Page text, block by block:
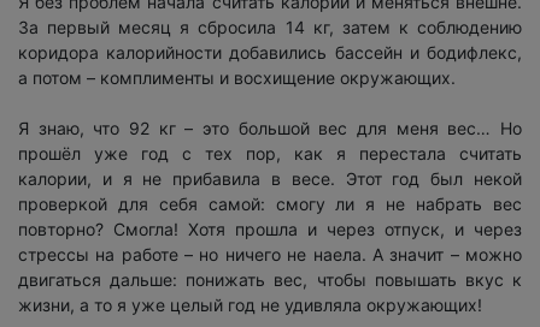
За первый месяц я сбросила 14 кг, затем к соблюдению
коридора калорийности добавились бассейн и бодифлекс,
а потом – комплименты и восхищение окружающих.
Я знаю, что 92 кг – это большой вес для меня вес… Но
прошёл уже год с тех пор, как я перестала считать
калории, и я не прибавила в весе. Этот год был некой
проверкой для себя самой: смогу ли я не набрать вес
повторно? Смогла! Хотя прошла и через отпуск, и через
стрессы на работе – но ничего не наела. А значит – можно
двигаться дальше: понижать вес, чтобы повышать вкус к
жизни, а то я уже целый год не удивляла окружающих!